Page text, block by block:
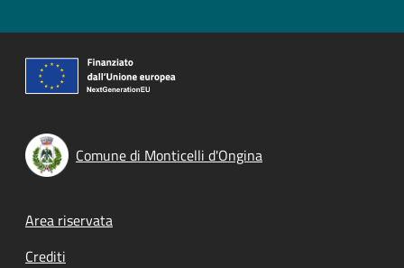
Comune di Monticelli d'Ongina
Footer menu
Area riservata
Crediti